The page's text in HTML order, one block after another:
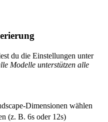
du die Einstellungen unter
Modelle unterstützen alle
Dimensionen wählen
(z. B. 6s oder 12s)